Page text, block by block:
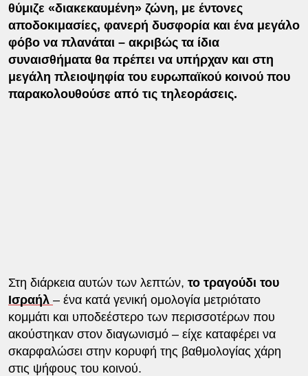
θύμιζε «διακεκαυμένη» ζώνη, με έντονες
αποδοκιμασίες, φανερή δυσφορία και ένα μεγάλο
φόβο να πλανάται – ακριβώς τα ίδια
συναισθήματα θα πρέπει να υπήρχαν και στη
μεγάλη πλειοψηφία του ευρωπαϊκού κοινού που
παρακολουθούσε από τις τηλεοράσεις.
Στη διάρκεια αυτών των λεπτών, το τραγούδι του
Ισραήλ – ένα κατά γενική ομολογία μετριότατο
κομμάτι και υποδεέστερο των περισσοτέρων που
ακούστηκαν στον διαγωνισμό – είχε καταφέρει να
σκαρφαλώσει στην κορυφή της βαθμολογίας χάρη
στις ψήφους του κοινού.